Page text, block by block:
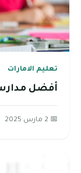
تعليم الامارات
أفضل مدارس
📅 2 مارس 2025